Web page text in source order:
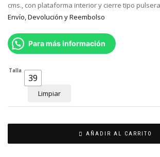
cms., con plataforma interior y cierre tipo
Envío, Devolución y Reembolso
Para más información
Talla
39
Limpiar
AÑADIR AL CARRITO